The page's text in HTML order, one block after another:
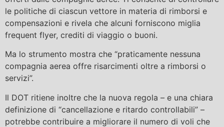
le politiche di ciascun vettore in materia di rimborsi e
compensazioni e rivela che alcuni forniscono miglia
frequent flyer, crediti di viaggio o buoni.
Ma lo strumento mostra che “praticamente nessuna
compagnia aerea offre risarcimenti oltre a rimborsi o
servizi”.
Il DOT ritiene inoltre che la nuova regola – e una chiara
definizione di “cancellazione e ritardo controllabili” –
potrebbe contribuire a migliorare il numero di voli che